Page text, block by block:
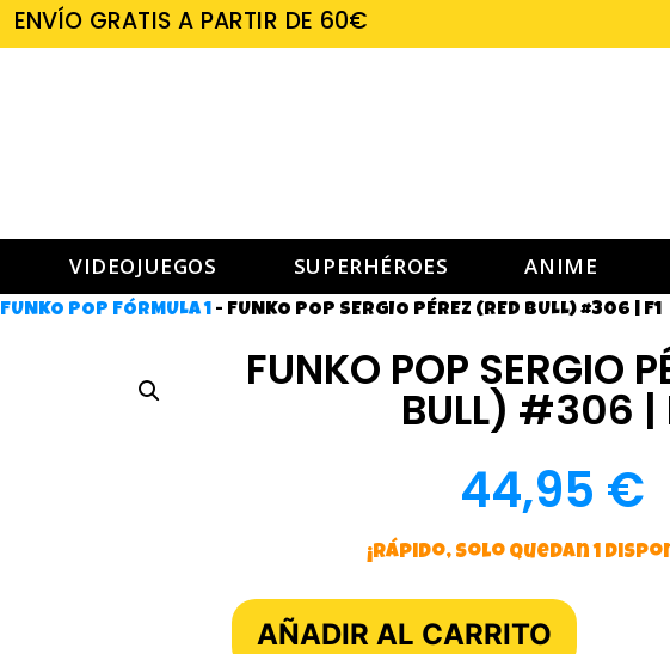
ENVÍO GRATIS A PARTIR DE 60€
VIDEOJUEGOS SUPERHÉROES ANIME
FUNKO POP FÓRMULA 1 - FUNKO POP SERGIO PÉREZ (RED BULL) #306 | F1
FUNKO POP SERGIO
BULL) #306 |
44,95 €
¡Rápido, solo quedan 1
AÑADIR AL CARRITO